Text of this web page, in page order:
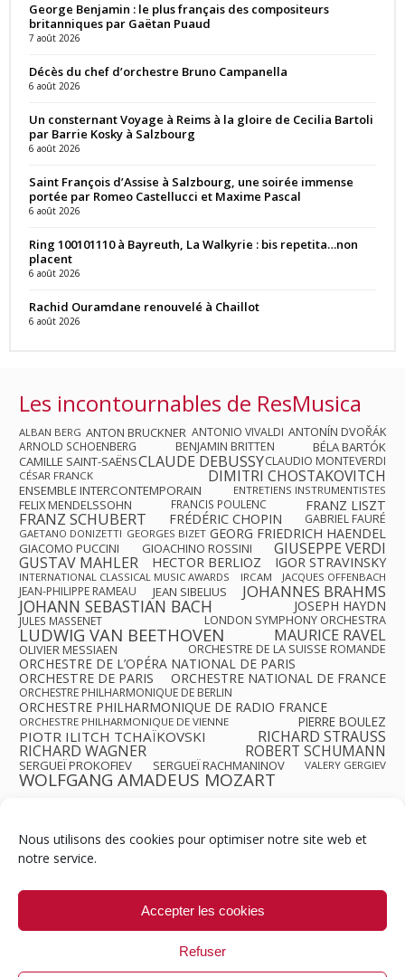
Nous utilisons des cookies pour optimiser notre site web et
notre service.
Accepter les cookies
Refuser
George Benjamin : le plus français des compositeurs
britanniques par Gaëtan Puaud
7 août 2026
Décès du chef d’orchestre Bruno Campanella
6 août 2026
Un consternant Voyage à Reims à la gloire de Cecilia Bartoli
par Barrie Kosky à Salzbourg
6 août 2026
Saint François d’Assise à Salzbourg, une soirée immense
portée par Romeo Castellucci et Maxime Pascal
6 août 2026
Ring 100101110 à Bayreuth, La Walkyrie : bis repetita…non
placent
6 août 2026
Rachid Ouramdane renouvelé à Chaillot
6 août 2026
Les incontournables de ResMusica
ALBAN BERG ANTON BRUCKNER ANTONIO VIVALDI ANTONÍN DVOŘÁK
ARNOLD SCHOENBERG
BENJAMIN BRITTEN
BÉLA BARTÓK
CAMILLE SAINT-SAËNSCLAUDE DEBUSSYCLAUDIO MONTEVERDI
CÉSAR FRANCK DIMITRI CHOSTAKOVITCH
ENSEMBLE INTERCONTEMPORAIN ENTRETIENS INSTRUMENTISTES
FELIX MENDELSSOHN FRANCIS POULENC FRANZ LISZT
FRANZ SCHUBERT FRÉDÉRIC CHOPIN GABRIEL FAURÉ
GAETANO DONIZETTI GEORGES BIZET GEORG FRIEDRICH HAENDEL
GIACOMO PUCCINI GIOACHINO ROSSINI GIUSEPPE VERDI
GUSTAV MAHLER HECTOR BERLIOZ IGOR STRAVINSKY
INTERNATIONAL CLASSICAL MUSIC AWARDS IRCAM JACQUES OFFENBACH
JEAN-PHILIPPE RAMEAU JEAN SIBELIUS JOHANNES BRAHMS
JOHANN SEBASTIAN BACH JOSEPH HAYDN
JULES MASSENET LONDON SYMPHONY ORCHESTRA
LUDWIG VAN BEETHOVEN MAURICE RAVEL
OLIVIER MESSIAEN ORCHESTRE DE LA SUISSE ROMANDE
ORCHESTRE DE L’OPÉRA NATIONAL DE PARIS
ORCHESTRE DE PARIS
ORCHESTRE NATIONAL DE FRANCE
ORCHESTRE PHILHARMONIQUE DE BERLIN
ORCHESTRE PHILHARMONIQUE DE RADIO FRANCE
ORCHESTRE PHILHARMONIQUE DE VIENNE PIERRE BOULEZ
PIOTR ILITCH TCHAÏKOVSKI RICHARD STRAUSS
RICHARD WAGNER ROBERT SCHUMANN
SERGUEÏ PROKOFIEV SERGUEÏ RACHMANINOV VALERY GERGIEV
WOLFGANG AMADEUS MOZART